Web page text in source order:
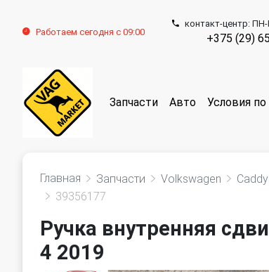
Работаем сегодня с 09:00
контакт-центр:
+375 (29)
Запчасти Авто Условия
Главная Запчасти Volkswagen Caddy
39356177
Ручка внутренняя
4 2019